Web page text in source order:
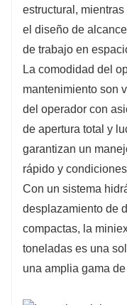
estructural,
el diseño de
de trabajo en
La comodidad del
mantenimiento son
del operador con
de apertura total y
garantizan un
rápido y
Con un sistema
desplazamiento de
compactas, la
toneladas es una
una amplia gama